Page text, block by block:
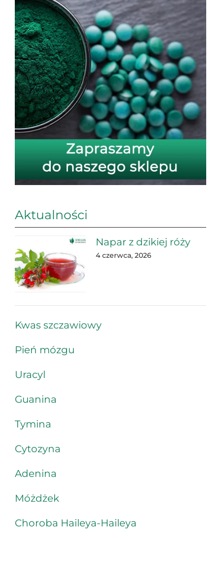
Aktualności
Napar z dzikiej róży
4 czerwca, 2026
Kwas szczawiowy
Pień mózgu
Uracyl
Guanina
Tymina
Cytozyna
Adenina
Móżdżek
Choroba Haileya-Haileya